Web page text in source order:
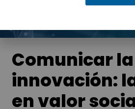
Comunicar la
innovación:
en valor